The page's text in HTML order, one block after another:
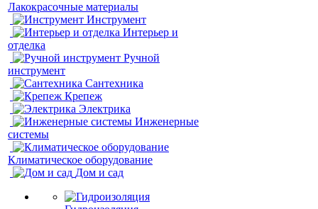
Лакокрасочные материалы
Инструмент
Интерьер и
отделка
Ручной
инструмент
Сантехника
Крепеж
Электрика
Инженерные
системы
Климатическое оборудование
Дом и сад